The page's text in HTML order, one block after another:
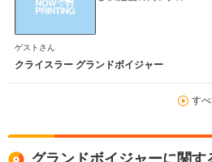
ゲストさん
クライスラー グランドボイジャー
す